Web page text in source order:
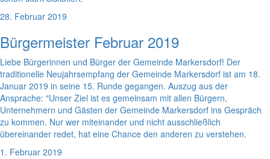
28. Februar 2019
Bürgermeister Februar 2019
Liebe Bürgerinnen und Bürger der Gemeinde Markersdorf! Der
traditionelle Neujahrsempfang der Gemeinde Markersdorf ist am 18.
Januar 2019 in seine 15. Runde gegangen. Auszug aus der
Ansprache: "Unser Ziel ist es gemeinsam mit allen Bürgern,
Unternehmern und Gästen der Gemeinde Markersdorf ins Gespräch
zu kommen. Nur wer miteinander und nicht ausschließlich
übereinander redet, hat eine Chance den anderen zu verstehen.
1. Februar 2019